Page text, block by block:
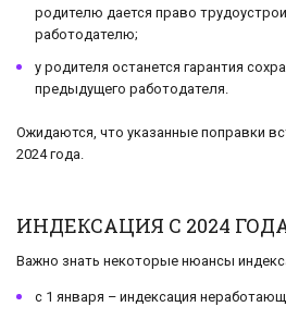
родителю дается право
работодателю;
у родителя останется гарантия
предыдущего работодателя.
Ожидаются, что указанные поправки
2024 года.
ИНДЕКСАЦИЯ С 2024
Важно знать некоторые нюансы
с 1 января – индексация